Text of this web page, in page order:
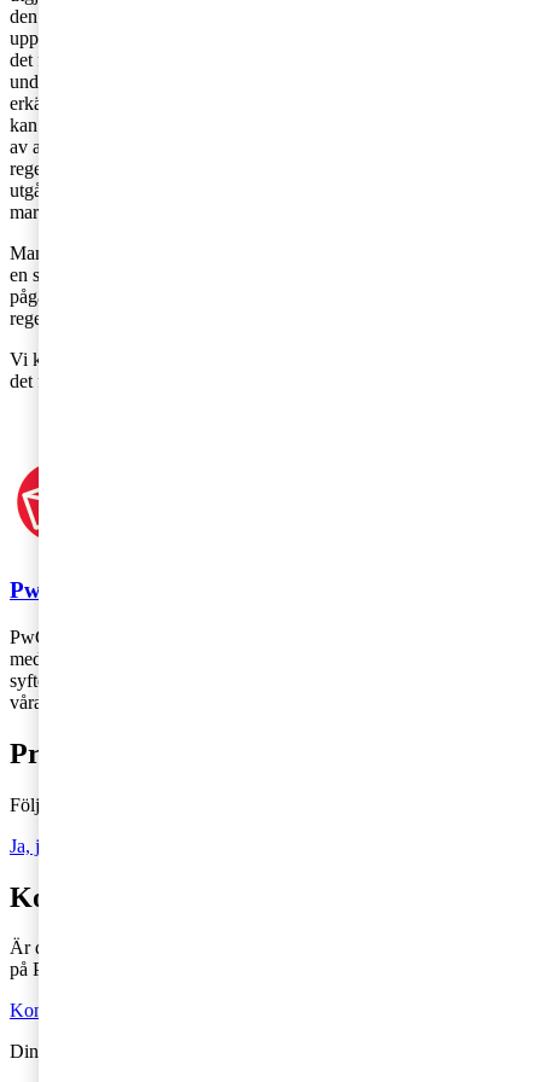
den handel med underskottsbolag lagstiftaren velat motverka, har
uppenbarligen nu funnits inte räcka till. Frågan är inte självklar, och
det finns de som menar att ett i näringslivet uppkommet avdragsgillt
underskott inte alls ska begränsas på detta sätt och att staten bör
erkänna deras värde också om annan än den som lider förlusterna
kan utnyttja dessa i ny verksamhet. I rådande klimat och stora behov
av att stärka statens finanser är det dock inte alls förvånande att
regeringen på detta sätt vill täppa till de hål man ser med
utgångspunkten att underskott inte på detta sätt skall få handlas på
marknaden.
Man kan fundera på om det funnits så särskilda skäl som krävs för
en stopplagstiftning i fråga om transaktioner av en karaktär som
pågått under många år helt i enlighet med innebörden av gällande
regelverk.
Vi kommer att följa utvecklingen och återkomma med en artikel när
det faktiska lagförslaget har offentliggjorts.
PwC
PwC Sverige är marknadsledande inom revision och rådgivning
med 2 700 medarbetare runt om i landet – vi finns där du finns! Vårt
syfte är att skapa förtroende i samhället och lösa viktiga problem och
våra värderingar genomsyrar allt vi gör.
Prenumerera på Tax matters
Följ vår blogg och håll dig uppdaterad på det senaste inom skatt
Ja, jag vill prenumerera på Tax matters
Kontakta en skatterådgivare
Är du intresserad av våra tjänster och vill komma i kontakt med oss
på PwC?
Kontakta oss
Din kommentar publiceras i anslutning till blogginlägget.